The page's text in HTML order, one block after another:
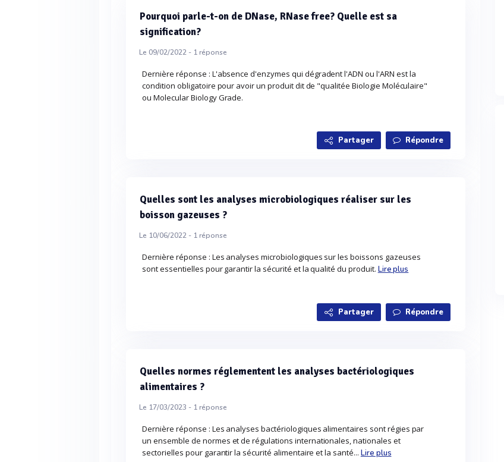
Pourquoi parle-t-on de DNase, RNase free? Quelle est sa
signification?
Le 09/02/2022 - 1réponse
Dernière réponse : L'absence d'enzymes qui dégradent l'ADN ou l'ARN est la
condition obligatoire pour avoir un produit dit de "qualitée Biologie Moléculaire"
ou Molecular Biology Grade.
Partager Répondre
Quelles sont les analyses microbiologiques réaliser sur les
boisson gazeuses ?
Le 10/06/2022 - 1réponse
Dernière réponse : Les analyses microbiologiques sur les boissons gazeuses
sont essentielles pour garantir la sécurité et la qualité du produit. Lire plus
Partager Répondre
Quelles normes réglementent les analyses bactériologiques
alimentaires ?
Le 17/03/2023 - 1réponse
Dernière réponse : Les analyses bactériologiques alimentaires sont régies par
un ensemble de normes et de régulations internationales, nationales et
sectorielles pour garantir la sécurité alimentaire et la santé... Lire plus